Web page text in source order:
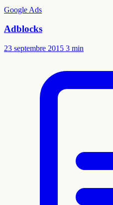
Google Ads
Adblocks
23 septembre 2015 3 min